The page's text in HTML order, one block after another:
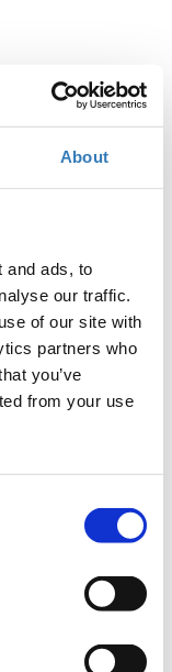
About
and ads, to
our traffic.
of our site with
partners who
you’ve
from your use
λήξει.
θα έχετε την
του
εργαλεία της
ενδιαφέρουσα
με
και
της τάξης
μαθήματά τους
δικά σας βίντεο
μπορείτε να
απώτερο στόχο
που